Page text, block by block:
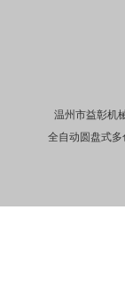
温州市益彰机
全自动圆盘式